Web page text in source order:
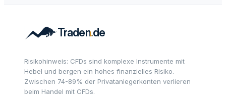
Risikohinweis: CFDs sind komplexe Instrumente mit
Hebel und bergen ein hohes finanzielles Risiko.
Zwischen 74-89% der Privatanlegerkonten verlieren
beim Handel mit CFDs.